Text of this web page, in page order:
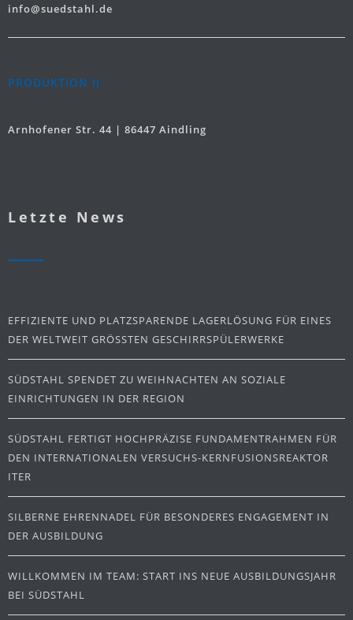
info@suedstahl.de
PRODUKTION II
Arnhofener Str. 44 | 86447 Aindling
Letzte News
EFFIZIENTE UND PLATZSPARENDE LAGERLÖSUNG FÜR EINES
DER WELTWEIT GRÖSSTEN GESCHIRRSPÜLERWERKE
SÜDSTAHL SPENDET ZU WEIHNACHTEN AN SOZIALE
EINRICHTUNGEN IN DER REGION
SÜDSTAHL FERTIGT HOCHPRÄZISE FUNDAMENTRAHMEN FÜR
DEN INTERNATIONALEN VERSUCHS-KERNFUSIONSREAKTOR
ITER
SILBERNE EHRENNADEL FÜR BESONDERES ENGAGEMENT IN
DER AUSBILDUNG
WILLKOMMEN IM TEAM: START INS NEUE AUSBILDUNGSJAHR
BEI SÜDSTAHL